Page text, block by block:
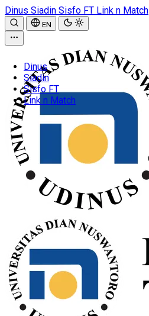
Dinus Siadin Sisfo FT Link n Match
EN
Dinus
Siadin
Sisfo FT
Link n Match